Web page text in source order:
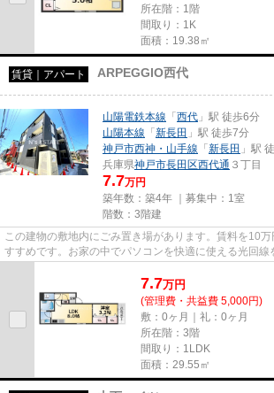
所在階：1階
間取り：1K
面積：19.38㎡
賃貸｜アパート ARPEGGIO西代
山陽電鉄本線 「 西代 」駅 徒歩6分
山陽本線 「 新長田 」駅 徒歩7分
神戸市西神・山手線 「 新長田 」駅
兵庫県神戸市長田区西代通 ３丁目
7.7万円
築年数：築4年 ｜募集中： 1室
階数：3階建
この建物の敷地内にごみ置き場があります。賃料を10
すすめです。お家の中でパソコンを快適に使える光回線
7.7万円
(管理費・共益費 5,000円)
敷：0ヶ月｜礼：0ヶ月
所在階：3階
間取り：1LDK
面積：29.55㎡